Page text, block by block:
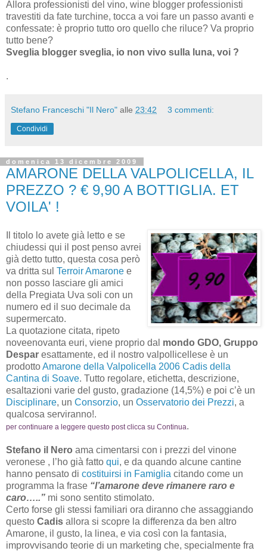
Allora professionisti del vino, wine blogger professionisti
travestiti da fate turchine, tocca a voi fare un passo avanti e
confessate: è proprio tutto oro quello che riluce? Va proprio
tutto bene?
Sveglia blogger sveglia, io non vivo sulla luna, voi ?
.
Stefano Franceschi "Il Nero" alle 23:42 3 commenti:
Condividi
domenica 13 dicembre 2009
AMARONE DELLA VALPOLICELLA, IL
PREZZO ? € 9,90 A BOTTIGLIA. ET
VOILA' !
Il titolo lo avete già letto e se
chiudessi qui il post penso avrei
già detto tutto, questa cosa però
va dritta sul Terroir Amarone e
non posso lasciare gli amici
della Pregiata Uva soli con un
numero ed il suo decimale da
supermercato.
La quotazione citata, ripeto
noveenovanta euri, viene proprio dal mondo GDO, Gruppo
Despar esattamente, ed il nostro valpollicellese è un
prodottoAmarone della Valpolicella 2006 Cadis della
Cantina di Soave. Tutto regolare, etichetta, descrizione,
esaltazioni varie del gusto, gradazione (14,5%) e poi c’è un
Disciplinare, un Consorzio, un Osservatorio dei Prezzi, a
qualcosa serviranno!.
per continuare a leggere questo post clicca su Continua.
Stefano il Nero ama cimentarsi con i prezzi del vinone
veronese , l’ho già fatto qui, e da quando alcune cantine
hanno pensato di costituirsi in Famiglia citando come un
programma la frase “l’amarone deve rimanere raro e
caro…..” mi sono sentito stimolato.
Certo forse gli stessi familiari ora diranno che assaggiando
questo Cadis allora si scopre la differenza da ben altro
Amarone, il gusto, la linea, e via così con la fantasia,
improvvisando teorie di un marketing che, specialmente fra